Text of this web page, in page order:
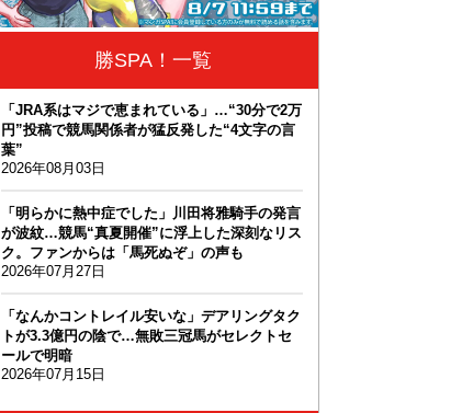
勝SPA！一覧
「JRA系はマジで恵まれている」…“30分で2万
円”投稿で競馬関係者が猛反発した“4文字の言
葉”
2026年08月03日
「明らかに熱中症でした」川田将雅騎手の発言
が波紋…競馬“真夏開催”に浮上した深刻なリス
ク。ファンからは「馬死ぬぞ」の声も
2026年07月27日
「なんかコントレイル安いな」デアリングタク
トが3.3億円の陰で…無敗三冠馬がセレクトセ
ールで明暗
2026年07月15日